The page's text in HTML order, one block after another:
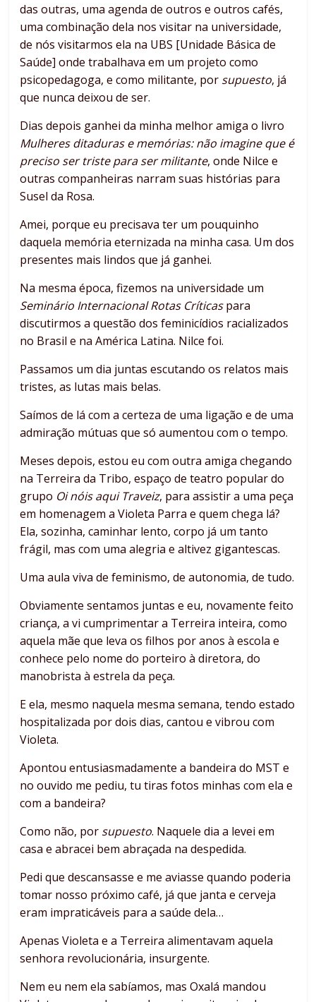
das outras, uma agenda de outros e outros cafés,
uma combinação dela nos visitar na universidade,
de nós visitarmos ela na UBS [Unidade Básica de
Saúde] onde trabalhava em um projeto como
psicopedagoga, e como militante, por supuesto, já
que nunca deixou de ser.
Dias depois ganhei da minha melhor amiga o livro
Mulheres ditaduras e memórias: não imagine que é
preciso ser triste para ser militante, onde Nilce e
outras companheiras narram suas histórias para
Susel da Rosa.
Amei, porque eu precisava ter um pouquinho
daquela memória eternizada na minha casa. Um dos
presentes mais lindos que já ganhei.
Na mesma época, fizemos na universidade um
Seminário Internacional Rotas Críticaspara
discutirmos a questão dos feminicídios racializados
no Brasil e na América Latina. Nilce foi.
Passamos um dia juntas escutando os relatos mais
tristes, as lutas mais belas.
Saímos de lá com a certeza de uma ligação e de uma
admiração mútuas que só aumentou com o tempo.
Meses depois, estou eu com outra amiga chegando
na Terreira da Tribo, espaço de teatro popular do
grupo Oi nóis aqui Traveiz, para assistir a uma peça
em homenagem a Violeta Parra e quem chega lá?
Ela, sozinha, caminhar lento, corpo já um tanto
frágil, mas com uma alegria e altivez gigantescas.
Uma aula viva de feminismo, de autonomia, de tudo.
Obviamente sentamos juntas e eu, novamente feito
criança, a vi cumprimentar a Terreira inteira, como
aquela mãe que leva os filhos por anos à escola e
conhece pelo nome do porteiro à diretora, do
manobrista à estrela da peça.
E ela, mesmo naquela mesma semana, tendo estado
hospitalizada por dois dias, cantou e vibrou com
Violeta.
Apontou entusiasmadamente a bandeira do MST e
no ouvido me pediu, tu tiras fotos minhas com ela e
com a bandeira?
Como não, por supuesto. Naquele dia a levei em
casa e abracei bem abraçada na despedida.
Pedi que descansasse e me aviasse quando poderia
tomar nosso próximo café, já que janta e cerveja
eram impraticáveis para a saúde dela…
Apenas Violeta e a Terreira alimentavam aquela
senhora revolucionária, insurgente.
Nem eu nem ela sabíamos, mas Oxalá mandou